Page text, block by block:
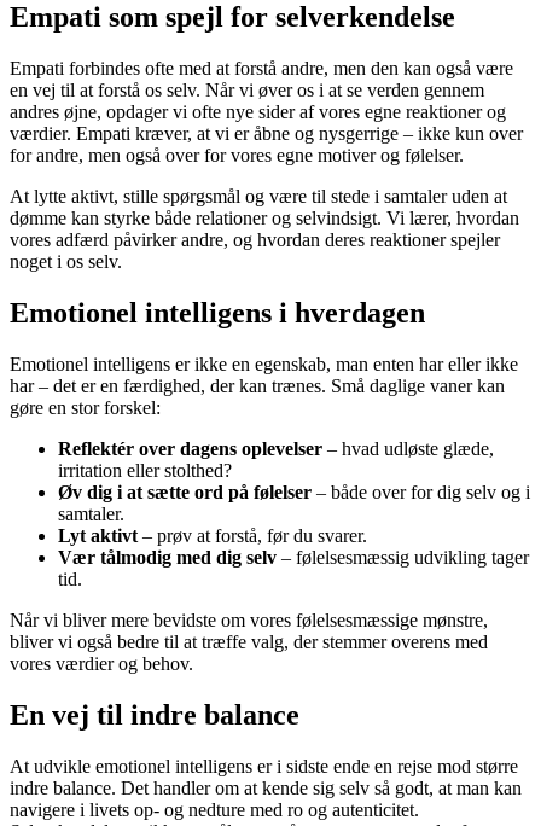
Empati som spejl for selverkendelse
Empati forbindes ofte med at forstå andre, men den kan også være
en vej til at forstå os selv. Når vi øver os i at se verden gennem
andres øjne, opdager vi ofte nye sider af vores egne reaktioner og
værdier. Empati kræver, at vi er åbne og nysgerrige – ikke kun over
for andre, men også over for vores egne motiver og følelser.
At lytte aktivt, stille spørgsmål og være til stede i samtaler uden at
dømme kan styrke både relationer og selvindsigt. Vi lærer, hvordan
vores adfærd påvirker andre, og hvordan deres reaktioner spejler
noget i os selv.
Emotionel intelligens i hverdagen
Emotionel intelligens er ikke en egenskab, man enten har eller ikke
har – det er en færdighed, der kan trænes. Små daglige vaner kan
gøre en stor forskel:
Reflektér over dagens oplevelser – hvad udløste glæde,
irritation eller stolthed?
Øv dig i at sætte ord på følelser – både over for dig selv og i
samtaler.
Lyt aktivt – prøv at forstå, før du svarer.
Vær tålmodig med dig selv – følelsesmæssig udvikling tager
tid.
Når vi bliver mere bevidste om vores følelsesmæssige mønstre,
bliver vi også bedre til at træffe valg, der stemmer overens med
vores værdier og behov.
En vej til indre balance
At udvikle emotionel intelligens er i sidste ende en rejse mod større
indre balance. Det handler om at kende sig selv så godt, at man kan
navigere i livets op- og nedture med ro og autenticitet.